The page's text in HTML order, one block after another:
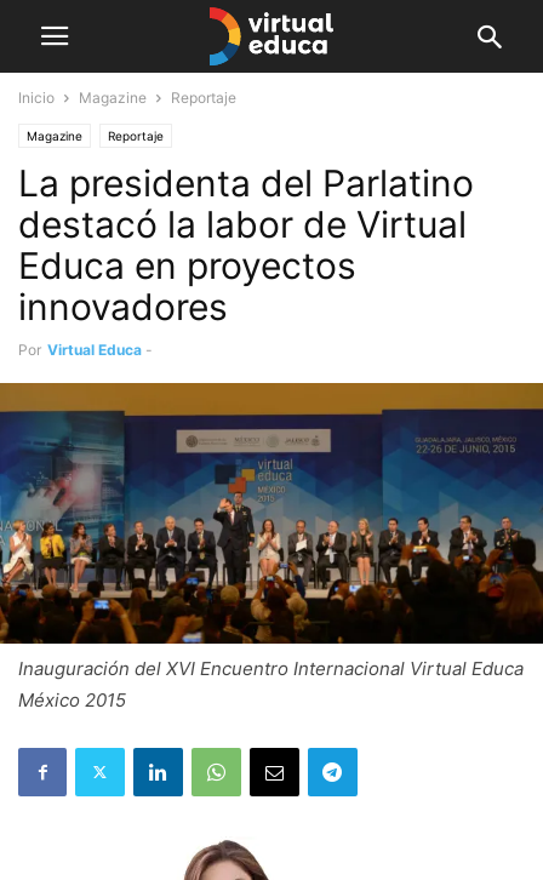
Inicio Magazine Reportaje
Magazine Reportaje
La presidenta del Parlatino
destacó la labor de Virtual
Educa en proyectos
innovadores
Por Virtual Educa -
Inauguración del XVI Encuentro Internacional Virtual Educa
México 2015